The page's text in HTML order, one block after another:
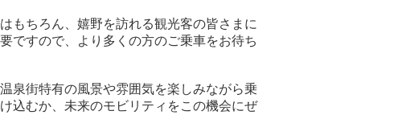
もちろん、嬉野を訪れる観光客の皆さまに
ですので、より多くの方のご乗車をお待ち
泉街特有の風景や雰囲気を楽しみながら乗
込むか、未来のモビリティをこの機会にぜ